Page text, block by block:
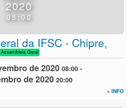
2020
08:00
da IFSC - Chipre,
Assembleia Geral
de 2020 08:00 -
de 2020 20:00
+ INFO